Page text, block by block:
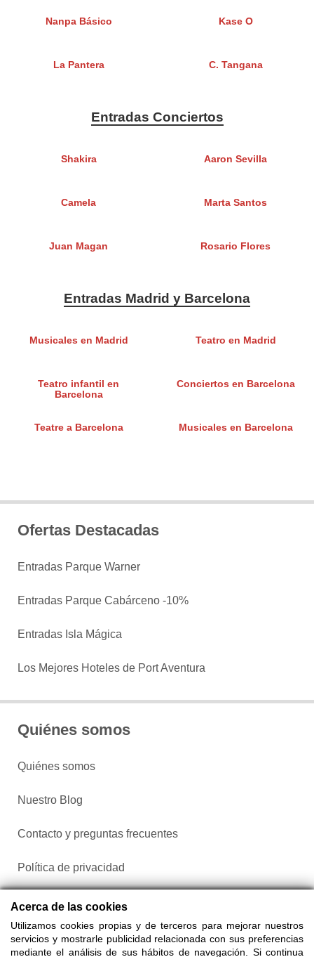
Nanpa Básico Kase O
La Pantera C. Tangana
Entradas Conciertos
Shakira Aaron Sevilla
Camela Marta Santos
Juan Magan Rosario Flores
Entradas Madrid y Barcelona
Musicales en Madrid Teatro en Madrid
Teatro infantil en
Barcelona
Conciertos en Barcelona
Teatre a Barcelona Musicales en Barcelona
Ofertas Destacadas
Entradas Parque Warner
Entradas Parque Cabárceno -10%
Entradas Isla Mágica
Los Mejores Hoteles de Port Aventura
Quiénes somos
Quiénes somos
Nuestro Blog
Contacto y preguntas frecuentes
Política de privacidad
Configurar cookies
Acerca de las cookies
Utilizamos cookies propias y de terceros para mejorar nuestros
servicios y mostrarle publicidad relacionada con sus preferencias
mediante el análisis de sus hábitos de navegación. Si continua